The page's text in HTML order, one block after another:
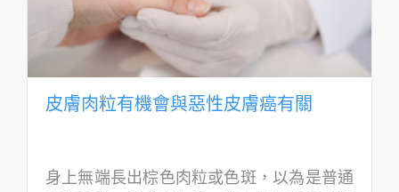
皮膚肉粒有機會與惡性皮膚癌有關
身上無端長出棕色肉粒或色斑，以為是普通